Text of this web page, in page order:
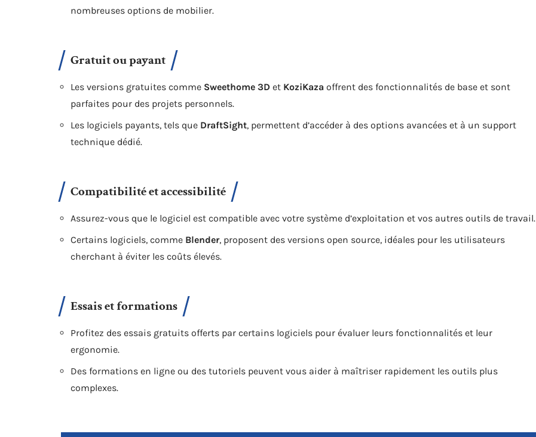
nombreuses options de mobilier.
Gratuit ou payant
Les versions gratuites comme Sweethome 3D et KoziKaza offrent des fonctionnalités de base et sont
parfaites pour des projets personnels.
Les logiciels payants, tels que DraftSight, permettent d’accéder à des options avancées et à un support
technique dédié.
Compatibilité et accessibilité
Assurez-vous que le logiciel est compatible avec votre système d’exploitation et vos autres outils de travail.
Certains logiciels, comme Blender, proposent des versions open source, idéales pour les utilisateurs
cherchant à éviter les coûts élevés.
Essais et formations
Profitez des essais gratuits offerts par certains logiciels pour évaluer leurs fonctionnalités et leur
ergonomie.
Des formations en ligne ou des tutoriels peuvent vous aider à maîtriser rapidement les outils plus
complexes.